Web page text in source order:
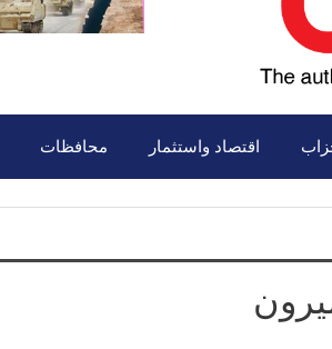
اقتصاد واستثمار محافظات